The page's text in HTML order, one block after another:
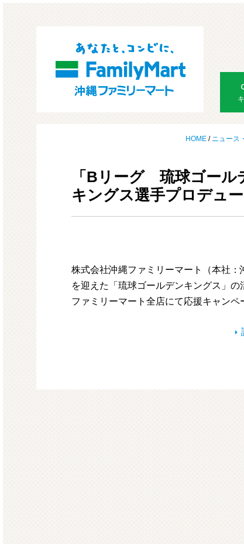
HOME / ニュース
「Bリーグ 琉球ゴール
キングス選手プロデュ
株式会社沖縄ファミリーマート（本社
を迎えた「琉球ゴールデンキングス」
ファミリーマート全店にて応援キャンペ